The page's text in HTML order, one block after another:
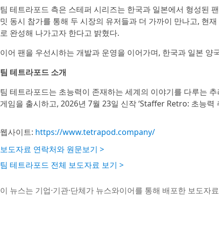
팀 테트라포드 측은 스테퍼 시리즈는 한국과 일본에서 형성된
밋 동시 참가를 통해 두 시장의 유저들과 더 가까이 만나고, 현
로 완성해 나가고자 한다고 밝혔다.
이어 팬을 우선시하는 개발과 운영을 이어가며, 한국과 일본
팀 테트라포드 소개
팀 테트라포드는 초능력이 존재하는 세계의 이야기를 다루는
게임을 출시하고, 2026년 7월 23일 신작 ‘Staffer Retro: 초능력
웹사이트: https://www.tetrapod.company/
보도자료 연락처와 원문보기 >
팀 테트라포드 전체 보도자료 보기 >
이 뉴스는 기업·기관·단체가 뉴스와이어를 통해 배포한 보도자